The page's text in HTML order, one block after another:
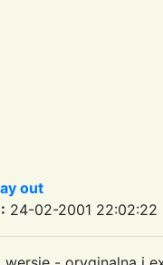
out
24-02-2001 22:02:22